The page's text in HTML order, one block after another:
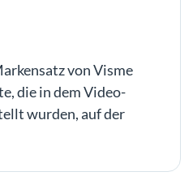
von Visme
die in dem Video-
wurden, auf der